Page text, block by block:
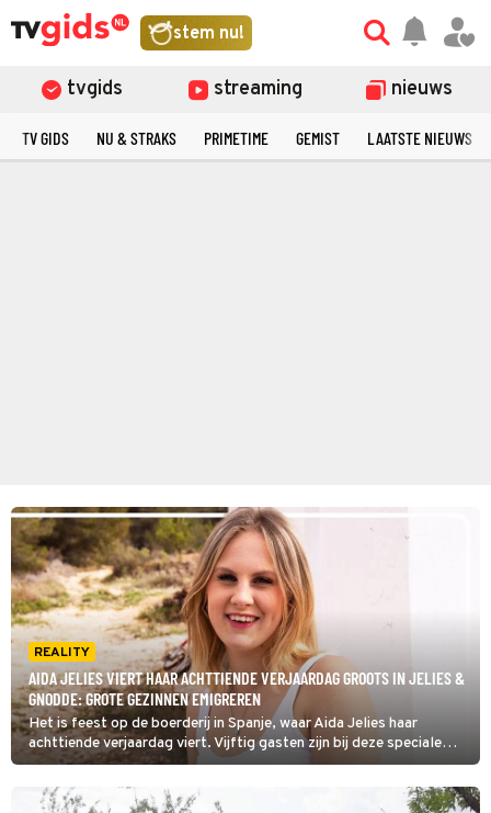
stem nu!
tvgids streaming nieuws
TV GIDS NU & STRAKS PRIMETIME GEMIST LAATSTE NIEUWS
REALITY
AIDA JELIES VIERT HAAR ACHTTIENDE VERJAARDAG GROOTS IN JELIES &
GNODDE: GROTE GEZINNEN EMIGREREN
Het is feest op de boerderij in Spanje, waar Aida Jelies haar
achttiende verjaardag viert. Vijftig gasten zijn bij deze speciale
gelegenheid aanwezig. Vader Johan bouwt zelf een grote
feesttent op en zorgt voor het eten, zoals te zien is in Jelies &
Gnodde: Grote Gezinnen Emigreren.